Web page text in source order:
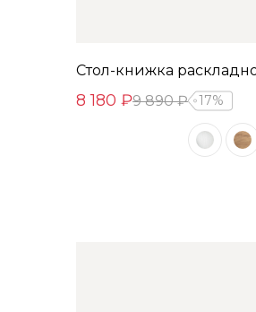
Стол-книжка
8 180 ₽9 890 ₽ 17%